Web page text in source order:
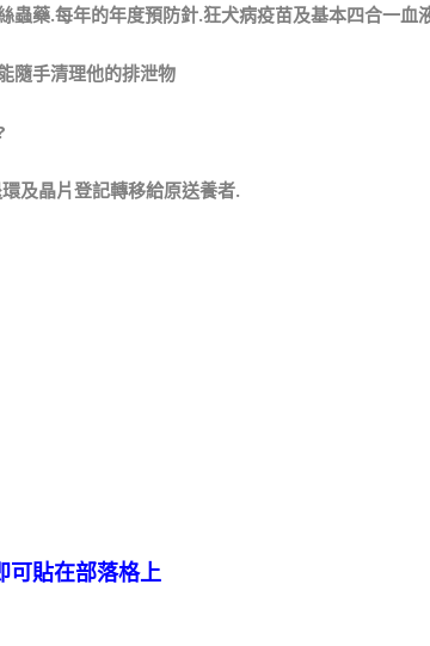
藥.每年的年度預防針.狂犬病疫苗及基本四合一血
隨手清理他的排泄物
及晶片登記轉移給原送養者.
可貼在部落格上